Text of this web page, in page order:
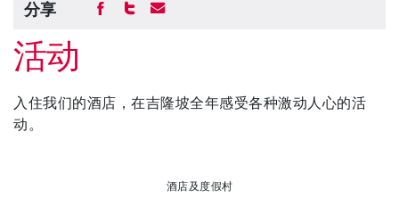
分享
活动
入住我们的酒店，在吉隆坡全年感受各种激动人心的活
动。
酒店及度假村